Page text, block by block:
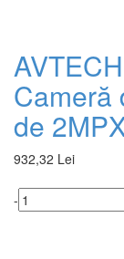
Cameră
de
932,32 Lei
-